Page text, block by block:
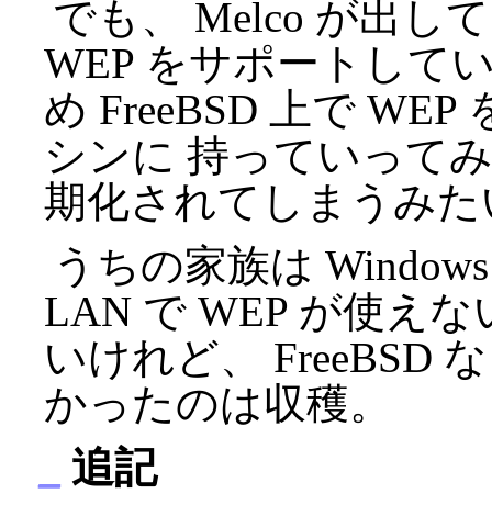
でも、 Melco が出し
WEP をサポートして
め FreeBSD 上で WEP
シンに 持っていって
期化されてしまうみた
うちの家族は
LAN で WEP が使え
いけれど、 FreeBSD
かったのは収穫。
追記